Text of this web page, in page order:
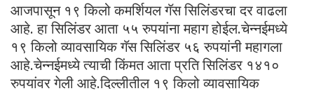
आजपासून १९ किलो कमर्शियल गॅस सिलिंडरचा दर वाढला
आहे. हा सिलिंडर आता ५५ रुपयांना महाग होईल.चेन्नईमध्ये
१९ किलो व्यावसायिक गॅस सिलिंडर ५६ रुपयांनी महागला
आहे.चेन्नईमध्ये त्याची किंमत आता प्रति सिलिंडर १४१०
रुपयांवर गेली आहे.दिल्लीतील १९ किलो व्यावसायिक